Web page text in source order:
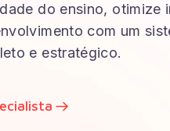
do ensino, otimize
com um
e estratégico.